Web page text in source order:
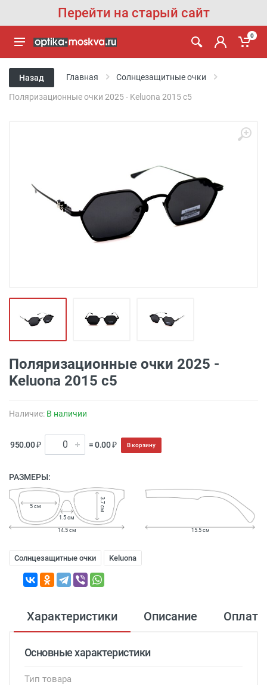
Перейти на старый сайт
0
Назад Главная Солнцезащитные очки
Поляризационные очки 2025 - Keluona 2015 с5
Поляризационные очки 2025 -
Keluona 2015 с5
Наличие: В наличии
950.00 ₽ = 0.00 ₽ В корзину
РАЗМЕРЫ:
1.5 см
5 см 3.7 см
14.5 см 15.5 см
Солнцезащитные очки Keluona
Характеристики Описание Оплата
Основные характеристики
Тип товара